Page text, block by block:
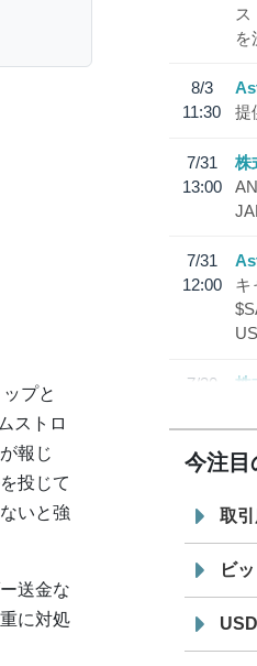
プと
ストロ
報じ
投じて
いと強
送金な
に対処
ス
を
8/3
11:30
提
7/31
13:00
株
7/31
12:00
キ
7/30
株
「
19:30
て
説
今注目
取
ビ